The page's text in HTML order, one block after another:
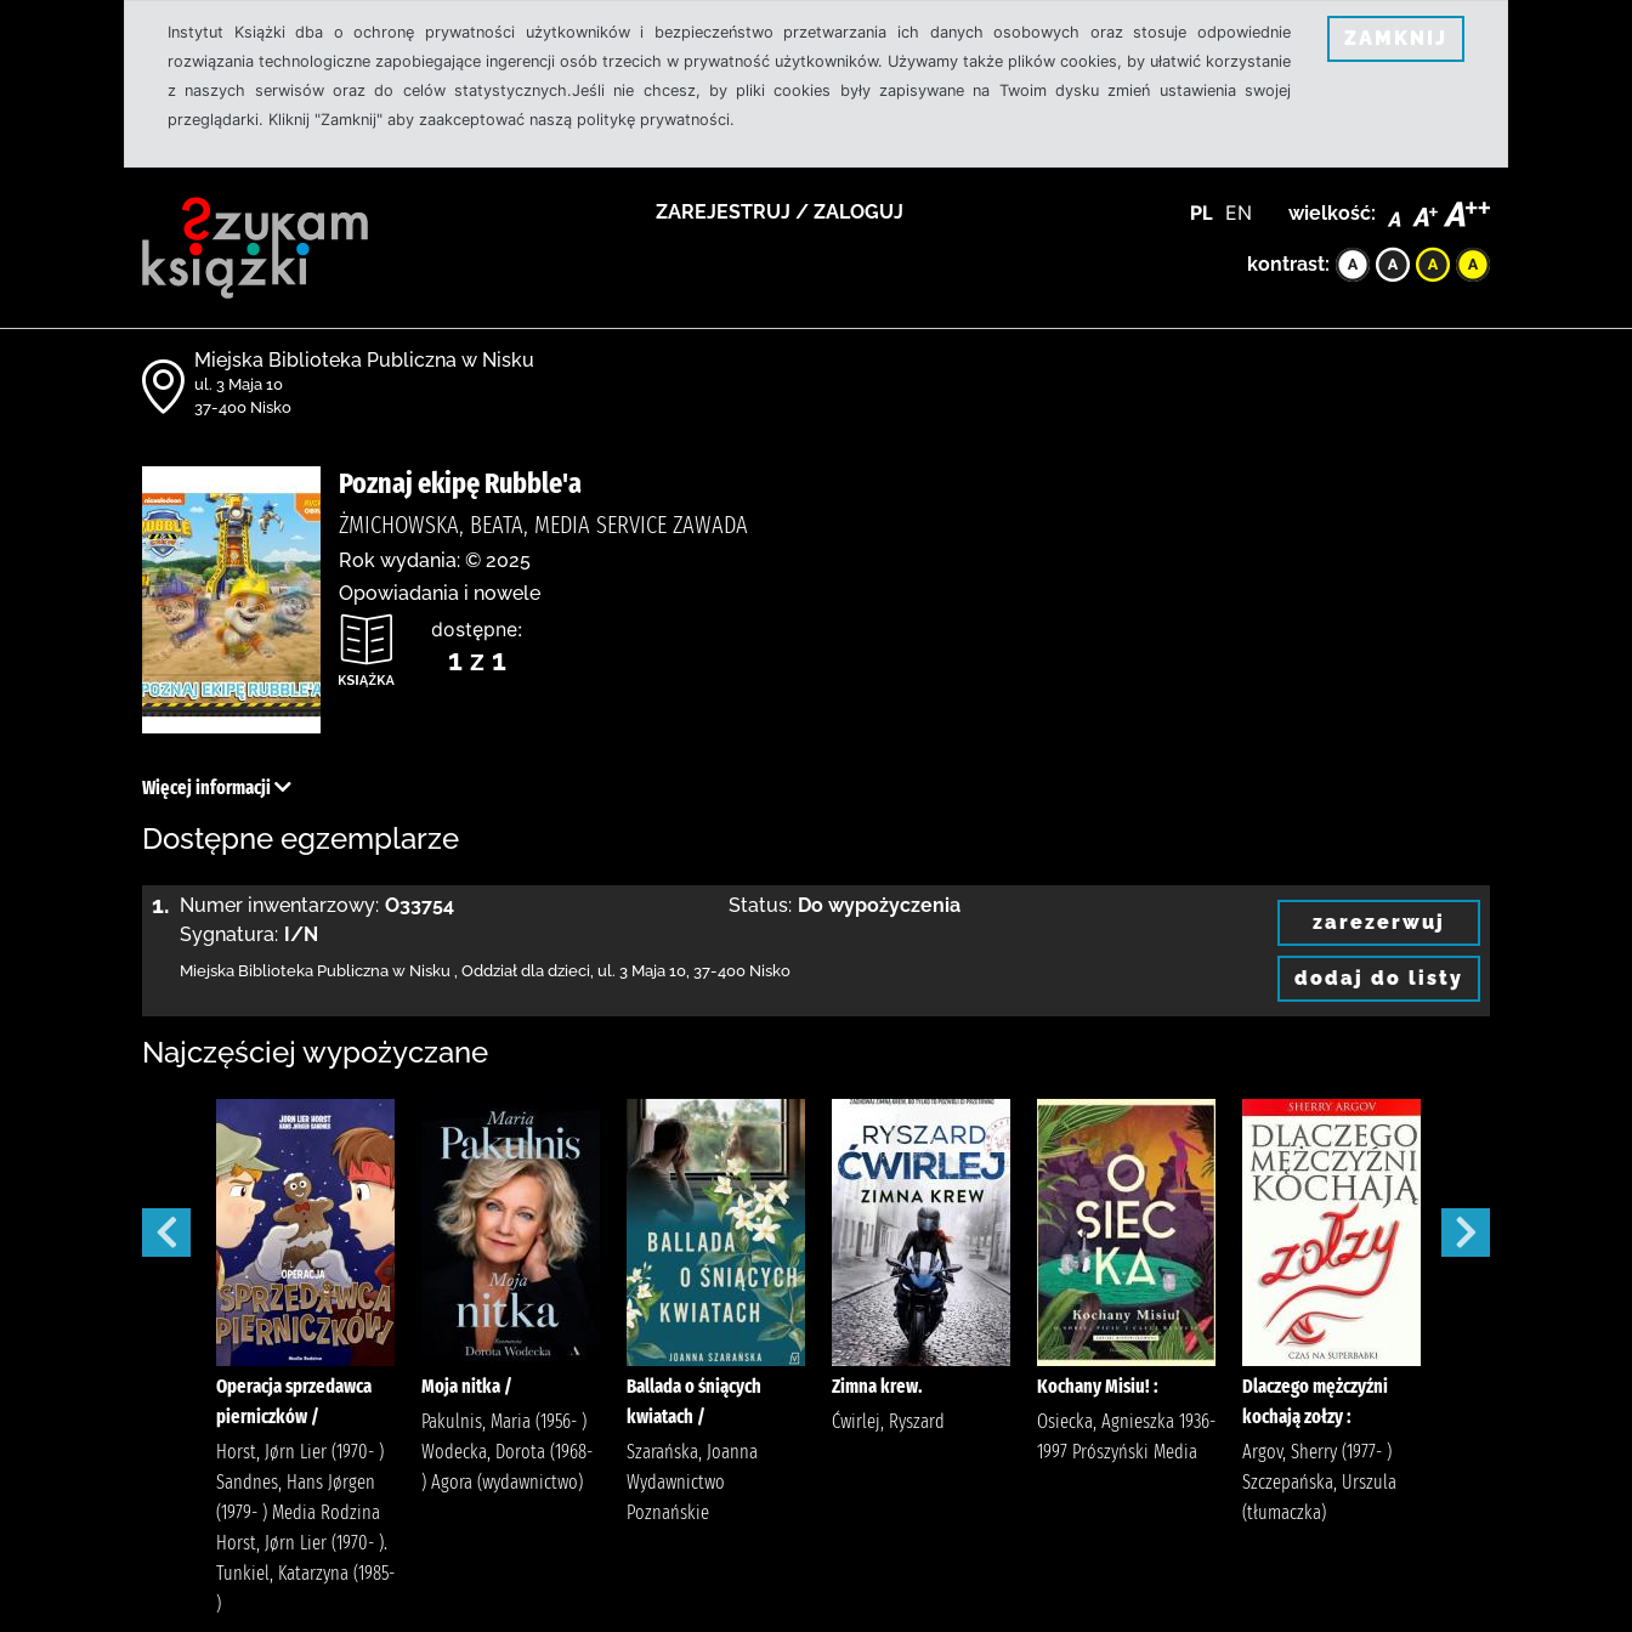
Instytut Książki dba o ochronę prywatności użytkowników i bezpieczeństwo przetwarzania ich danych osobowych oraz stosuje odpowiednie
rozwiązania technologiczne zapobiegające ingerencji osób trzecich w prywatność użytkowników. Używamy także plików cookies, by ułatwić korzystanie
z naszych serwisów oraz do celów statystycznych.Jeśli nie chcesz, by pliki cookies były zapisywane na Twoim dysku zmień ustawienia swojej
przeglądarki. Kliknij "Zamknij" aby zaakceptować naszą politykę prywatności.
ZAMKNIJ
ZAREJESTRUJ / ZALOGUJ PL EN wielkość:
kontrast:
Miejska Biblioteka Publiczna w Nisku
ul. 3 Maja 10
37-400 Nisko
Poznaj ekipę Rubble'a
ŻMICHOWSKA, BEATA, MEDIA SERVICE ZAWADA
Rok wydania: © 2025
Opowiadania i nowele
dostępne:
1 z 1
Więcej informacji
Dostępne egzemplarze
1. Numer inwentarzowy: O33754
Sygnatura: I/N
Status: Do wypożyczenia
Miejska Biblioteka Publiczna w Nisku , Oddział dla dzieci, ul. 3 Maja 10, 37-400 Nisko
zarezerwuj
dodaj do listy
Najczęściej wypożyczane
Operacja sprzedawca
pierniczków /
Horst, Jørn Lier (1970- )
Sandnes, Hans Jørgen
(1979- ) Media Rodzina
Horst, Jørn Lier (1970- ).
Tunkiel, Katarzyna (1985-
)
Moja nitka /
Pakulnis, Maria (1956- )
Wodecka, Dorota (1968-
) Agora (wydawnictwo)
Ballada o śniących
kwiatach /
Szarańska, Joanna
Wydawnictwo
Poznańskie
Zimna krew.
Ćwirlej, Ryszard
Kochany Misiu! :
Osiecka, Agnieszka 1936-
1997 Prószyński Media
Dlaczego mężczyźni
kochają zołzy :
Argov, Sherry (1977- )
Szczepańska, Urszula
(tłumaczka)